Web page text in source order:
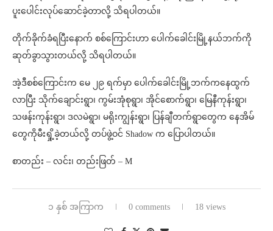
ပူးပေါင်းလုပ်ဆောင်ခဲ့တာလို့ သိရပါတယ်။
တိုက်ခိုက်ခံရပြီးနောက် စစ်ကြောင်းဟာ ပေါက်ခေါင်းမြို့နယ်ဘက်ကို
ဆုတ်ခွာသွားတယ်လို့ သိရပါတယ်။
အဲ့ဒီစစ်ကြောင်းက မေ ၂၉ ရက်မှာ ပေါက်ခေါင်းမြို့ဘက်ကနေထွက်
လာပြီး သိုက်ချောင်းရွာ၊ ကွမ်းအုံစုရွာ၊ အိုင်စောက်ရွာ၊ မြေနီကုန်းရွာ၊
သဖန်းကုန်းရွာ၊ ဒလမဲရွာ၊ မရိုးကျွန်းရွာ၊ ပြန်ချီတက်ရွာတွေက နေအိမ်
တွေကိုမီးရှို့ခဲ့တယ်လို့ တပ်ဖွဲ့ဝင် Shadow က ပြောပါတယ်။
စာတည်း – လင်း၊ တည်းဖြတ် – M
၁ နှစ် အကြာက 0 comments 18 views